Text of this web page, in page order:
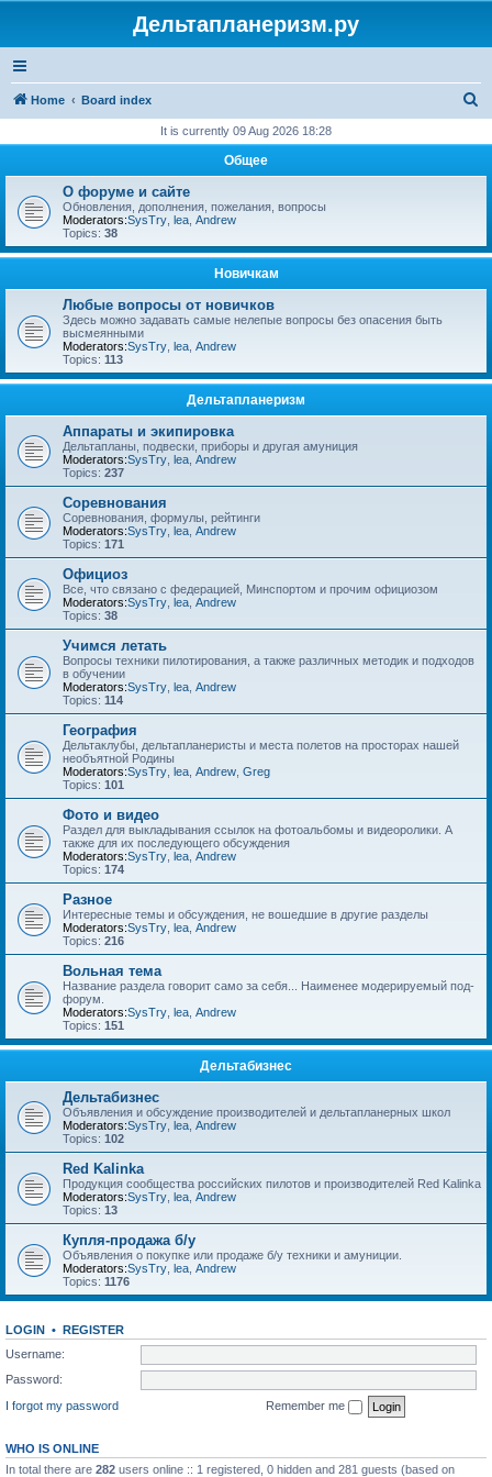
Дельтапланеризм.ру
Home Board index
r
It is currently 09 Aug 2026 18:28
Общее
О форуме и сайте
Обновления, дополнения, пожелания, вопросы
Moderators:SysTry lea Andrew
Topics: 38
Новичкам
Любые вопросы от новичков
Здесь можно задавать самые нелепые вопросы без опасения быть
высмеянными
Moderators:SysTry lea Andrew
Topics: 113
Дельтапланеризм
Аппараты и экипировка
Дельтапланы, подвески, приборы и другая амуниция
Moderators:SysTry lea Andrew
Topics: 237
Соревнования
Соревнования, формулы, рейтинги
Moderators:SysTry lea Andrew
Topics: 171
Официоз
Все, что связано с федерацией, Минспортом и прочим официозом
Moderators:SysTry lea Andrew
Topics: 38
Учимся летать
Вопросы техники пилотирования, а также различных методик и подходов
в обучении
Moderators:SysTry lea Andrew
Topics: 114
География
Дельтаклубы, дельтапланеристы и места полетов на просторах нашей
необъятной Родины
Moderators:SysTry lea Andrew Greg
Topics: 101
Фото и видео
Раздел для выкладывания ссылок на фотоальбомы и видеоролики. А
также для их последующего обсуждения
Moderators:SysTry lea Andrew
Topics: 174
Разное
Интересные темы и обсуждения, не вошедшие в другие разделы
Moderators:SysTry lea Andrew
Topics: 216
Вольная тема
Название раздела говорит само за себя... Наименее модерируемый под-
форум.
Moderators:SysTry lea Andrew
Topics: 151
Дельтабизнес
Дельтабизнес
Объявления и обсуждение производителей и дельтапланерных школ
Moderators:SysTry lea Andrew
Topics: 102
Red Kalinka
Продукция сообщества российских пилотов и производителей Red Kalinka
Moderators:SysTry lea Andrew
Topics: 13
Купля-продажа б/у
Объявления о покупке или продаже б/у техники и амуниции.
Moderators:SysTry lea Andrew
Topics: 1176
LOGIN • REGISTER
Username:
Password:
I forgot my password
Remember me
WHO IS ONLINE
In total there are 282 users online :: 1 registered, 0 hidden and 281 guests (based on